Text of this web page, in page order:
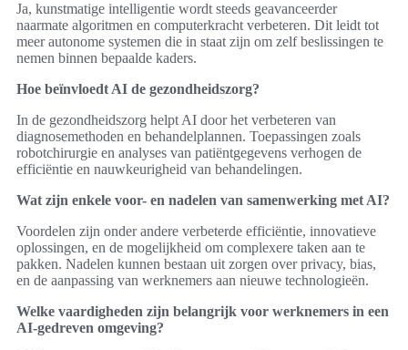
Ja, kunstmatige intelligentie wordt steeds geavanceerder
naarmate algoritmen en computerkracht verbeteren. Dit leidt tot
meer autonome systemen die in staat zijn om zelf beslissingen te
nemen binnen bepaalde kaders.
Hoe beïnvloedt AI de gezondheidszorg?
In de gezondheidszorg helpt AI door het verbeteren van
diagnosemethoden en behandelplannen. Toepassingen zoals
robotchirurgie en analyses van patiëntgegevens verhogen de
efficiëntie en nauwkeurigheid van behandelingen.
Wat zijn enkele voor- en nadelen van samenwerking met AI?
Voordelen zijn onder andere verbeterde efficiëntie, innovatieve
oplossingen, en de mogelijkheid om complexere taken aan te
pakken. Nadelen kunnen bestaan uit zorgen over privacy, bias,
en de aanpassing van werknemers aan nieuwe technologieën.
Welke vaardigheden zijn belangrijk voor werknemers in een
AI-gedreven omgeving?